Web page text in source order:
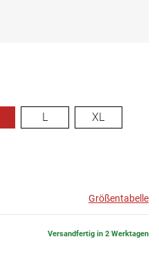
L XL
Größentabelle
Versandfertig in 2 Werktagen